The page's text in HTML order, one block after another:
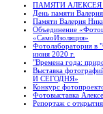
ПАМЯТИ АЛЕКСЕЯ
День памяти
Памяти Валерия
Объединение
«СамоИзоляция»
Фотолаборатория в
июня 2020 г.
"Времена года:
Выставка
И СЕГОДНЯ»
Конкурс
Фотовыставка
Репортаж с